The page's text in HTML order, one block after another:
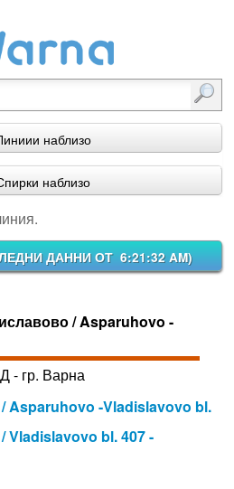
наблизо
наблизо
ДАННИ ОТ 6:21:32 AM)
/ Asparuhovo -
- гр. Варна
Asparuhovo -Vladislavovo bl.
Vladislavovo bl. 407 -